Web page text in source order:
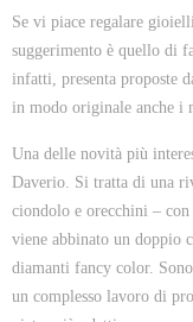
Se vi piace regalare
suggerimento è quello di
infatti, presenta proposte
in modo originale anche
Una delle novità più
Daverio. Si tratta di una
ciondolo e orecchini –
viene abbinato un doppio
diamanti fancy color.
un complesso lavoro di